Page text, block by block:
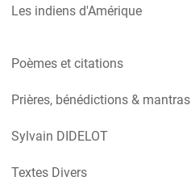
Les indiens d'Amérique
Poèmes et citations
Prières, bénédictions & mantras
Sylvain DIDELOT
Textes Divers